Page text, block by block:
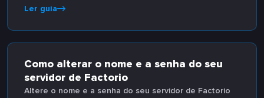
comandos do console no jogo.
Ler guia
Como alterar o nome e a senha do seu
servidor de Factorio
Altere o nome e a senha do seu servidor de Factorio